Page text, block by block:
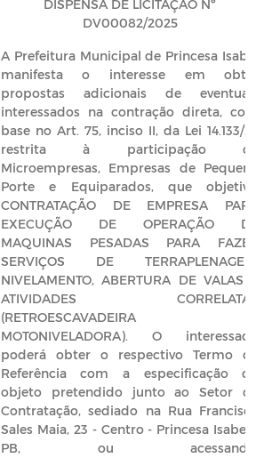
DISPENSA DE LICITAÇÃO Nº
DV00082/2025
A Prefeitura Municipal de Princesa Isabel
manifesta o interesse em obter
propostas adicionais de eventuais
interessados na contração direta, com
base no Art. 75, inciso II, da Lei 14.133/21,
restrita à participação de
Microempresas, Empresas de Pequeno
Porte e Equiparados, que objetiva:
CONTRATAÇÃO DE EMPRESA PARA
EXECUÇÃO DE OPERAÇÃO DE
MAQUINAS PESADAS PARA FAZER
SERVIÇOS DE TERRAPLENAGEM,
NIVELAMENTO, ABERTURA DE VALAS E
ATIVIDADES CORRELATAS
(RETROESCAVADEIRA E
MOTONIVELADORA). O interessado
poderá obter o respectivo Termo de
Referência com a especificação do
objeto pretendido junto ao Setor de
Contratação, sediado na Rua Francisco
Sales Maia, 23 - Centro - Princesa Isabel -
PB, ou acessando: